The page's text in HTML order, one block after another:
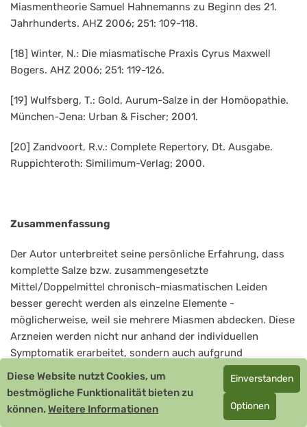
Miasmentheorie Samuel Hahnemanns zu Beginn des 21.
Jahrhunderts. AHZ 2006; 251: 109-118.
[18] Winter, N.: Die miasmatische Praxis Cyrus Maxwell
Bogers. AHZ 2006; 251: 119-126.
[19] Wulfsberg, T.: Gold, Aurum-Salze in der Homöopathie.
München-Jena: Urban & Fischer; 2001.
[20] Zandvoort, R.v.: Complete Repertory, Dt. Ausgabe.
Ruppichteroth: Similimum-Verlag; 2000.
Zusammenfassung
Der Autor unterbreitet seine persönliche Erfahrung, dass
komplette Salze bzw. zusammengesetzte
Mittel/Doppelmittel chronisch-miasmatischen Leiden
besser gerecht werden als einzelne Elemente -
möglicherweise, weil sie mehrere Miasmen abdecken. Diese
Arzneien werden nicht nur anhand der individuellen
Symptomatik erarbeitet, sondern auch aufgrund
miasmatischer Überlegungen ausgewählt. Gold und seine
Salze sind bekanntermaßen der Syphilinie zugeordnet,
Aurum phosphoricum, ein fast unbekanntes Goldsalz aus
alten Beständen, dessen Wirkung nur anhand seiner
Diese Website nutzt Cookies, um
bestmögliche Funktionalität bieten zu
können. Weitere Informationen
Einverstanden
Optionen